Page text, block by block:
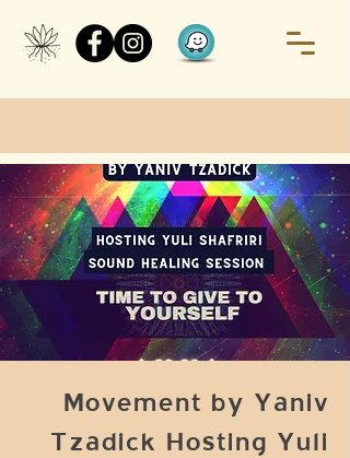
Movement by Yaniv
Tzadick Hosting Yuli